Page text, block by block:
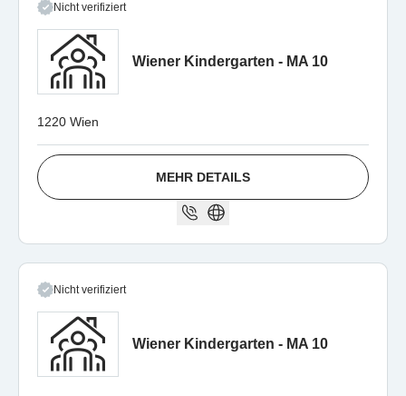
Nicht verifiziert
Wiener Kindergarten - MA 10
1220 Wien
MEHR DETAILS
Nicht verifiziert
Wiener Kindergarten - MA 10